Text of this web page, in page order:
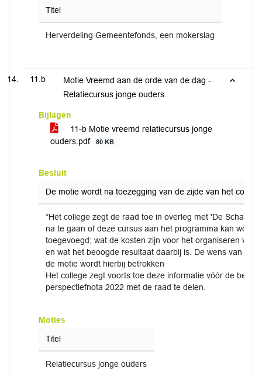
Titel
Herverdeling Gemeentefonds, een mokerslag
11.b
Motie Vreemd aan de orde van de dag -
Relatiecursus jonge ouders
Bijlagen
11-b Motie vreemd relatiecursus jonge
ouders.pdf
80 KB
Besluit
De motie wordt na toezegging van de zijde van het
*Het college zegt de raad toe in overleg met 'De Schans'
na te gaan of deze cursus aan het programma kan
toegevoegd; wat de kosten zijn voor het organiseren van
en wat het beoogde resultaat daarbij is. De wens van de
de motie wordt hierbij betrokken
Het college zegt voorts toe deze informatie vóór de
perspectiefnota 2022 met de raad te delen.
Moties
Titel
Relatiecursus jonge ouders